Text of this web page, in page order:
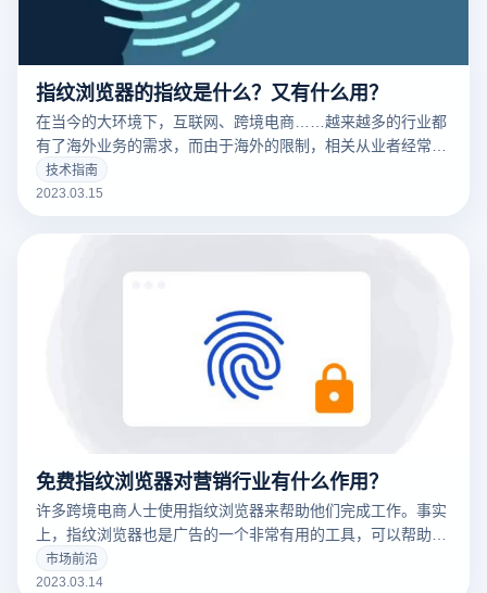
指纹浏览器的指纹是什么？又有什么用？
在当今的大环境下，互联网、跨境电商……越来越多的行业都
有了海外业务的需求，而由于海外的限制，相关从业者经常要
针对不同的工作内容用到不同的IP，这时候便要用到指纹浏览
器。要清楚的了解什么是指纹浏览器之前，我们需要知道什么
很大的不同
技术指南
2023.03.15
免费指纹浏览器对营销行业有什么作用？
许多跨境电商人士使用指纹浏览器来帮助他们完成工作。事实
上，指纹浏览器也是广告的一个非常有用的工具，可以帮助广
告营销人员解决许多问题。
市场前沿
2023.03.14